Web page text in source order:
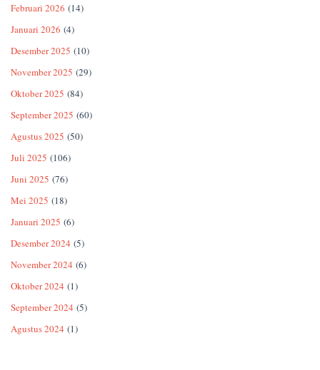
Februari 2026 (14)
Januari 2026 (4)
Desember 2025 (10)
November 2025 (29)
Oktober 2025 (84)
September 2025 (60)
Agustus 2025 (50)
Juli 2025 (106)
Juni 2025 (76)
Mei 2025 (18)
Januari 2025 (6)
Desember 2024 (5)
November 2024 (6)
Oktober 2024 (1)
September 2024 (5)
Agustus 2024 (1)